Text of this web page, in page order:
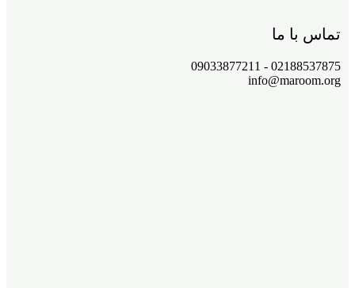
تماس با ما
02188537875 - 09033877211
info@maroom.org